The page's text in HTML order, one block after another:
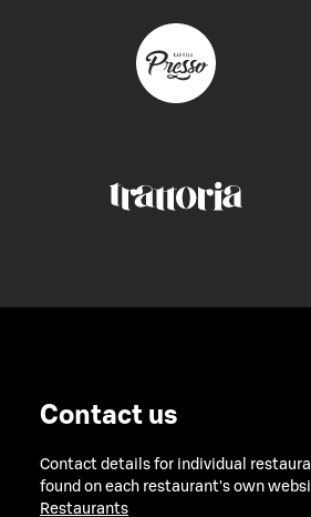
Contact us
Contact details for individual
found on each restaurant's own
Restaurants